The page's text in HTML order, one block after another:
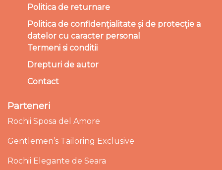
Politica de returnare
Politica de confidențialitate și de protecție a
datelor cu caracter personal
Termeni si conditii
Drepturi de autor
Contact
Parteneri
Rochii Sposa del Amore
Gentlemen’s Tailoring Exclusive
Rochii Elegante de Seara